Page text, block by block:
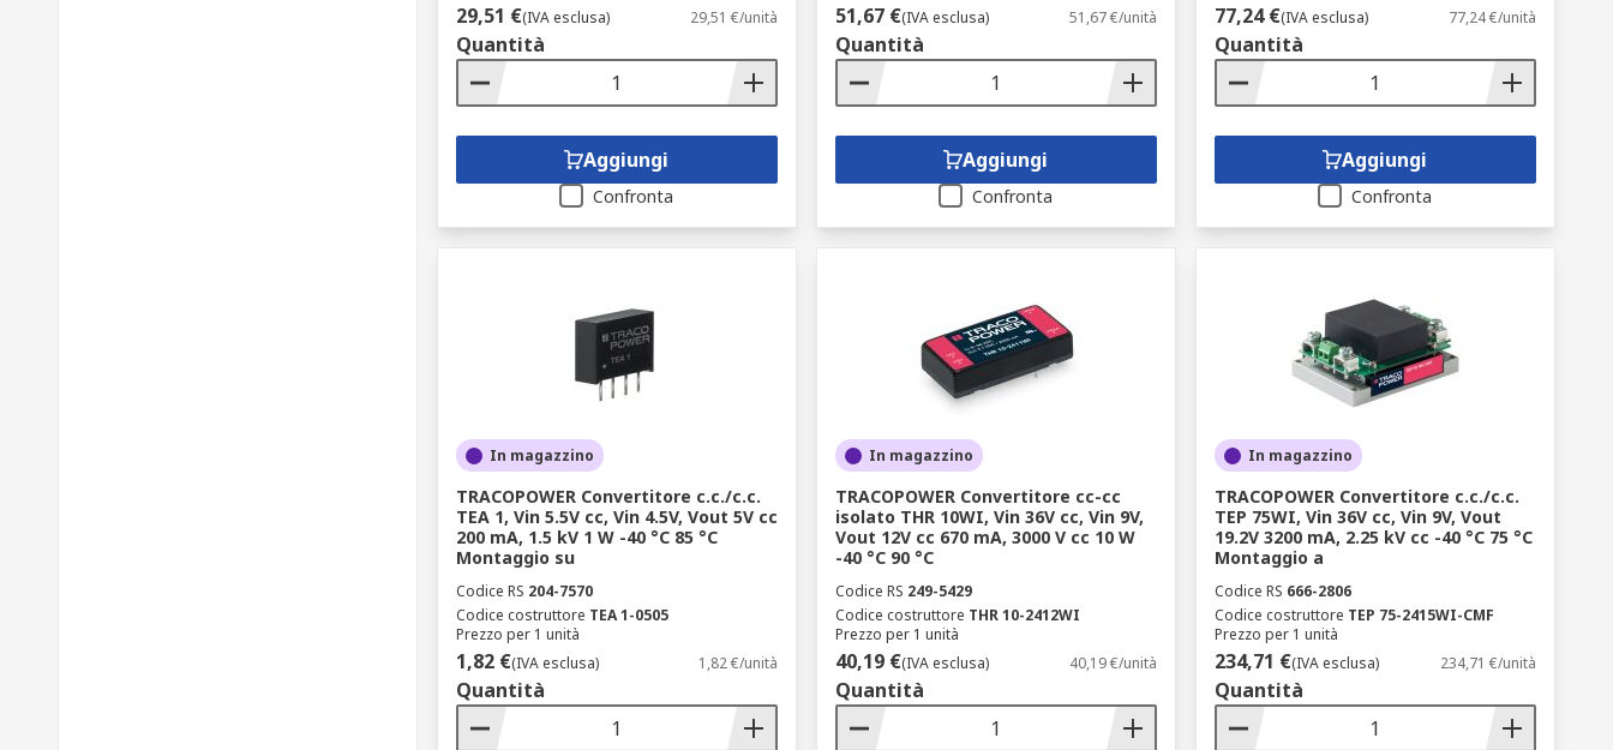
29,51 €(IVA esclusa) 29,51 €/unità
Quantità
Aggiungi
Confronta
51,67 €(IVA esclusa) 51,67 €/unità
Quantità
Aggiungi
Confronta
77,24 €(IVA esclusa) 77,24 €/unità
Quantità
Aggiungi
Confronta
In magazzino
TRACOPOWER Convertitore c.c./c.c.
TEA 1, Vin 5.5V cc, Vin 4.5V, Vout 5V cc
200 mA, 1.5 kV 1 W -40 °C 85 °C
Montaggio su
Codice RS 204-7570
Codice costruttore TEA 1-0505
Prezzo per 1 unità
1,82 €(IVA esclusa) 1,82 €/unità
Quantità
In magazzino
TRACOPOWER Convertitore cc-cc
isolato THR 10WI, Vin 36V cc, Vin 9V,
Vout 12V cc 670 mA, 3000 V cc 10 W
-40 °C 90 °C
Codice RS 249-5429
Codice costruttore THR 10-2412WI
Prezzo per 1 unità
40,19 €(IVA esclusa) 40,19 €/unità
Quantità
In magazzino
TRACOPOWER Convertitore c.c./c.c.
TEP 75WI, Vin 36V cc, Vin 9V, Vout
19.2V 3200 mA, 2.25 kV cc -40 °C 75 °C
Montaggio a
Codice RS 666-2806
Codice costruttore TEP 75-2415WI-CMF
Prezzo per 1 unità
234,71 €(IVA esclusa) 234,71 €/unità
Quantità